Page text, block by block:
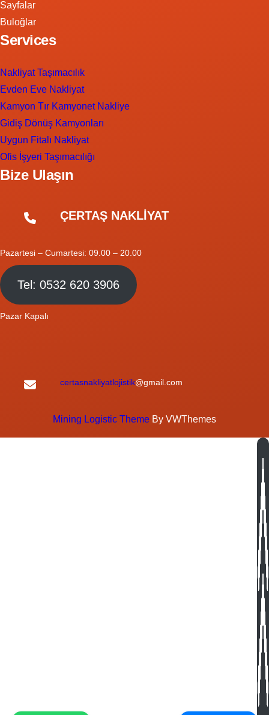
Sayfalar
Buloğlar
Services
Nakliyat Taşımacılık
Evden Eve Nakliyat
Kamyon Tır Kamyonet Nakliye
Gidiş Dönüş Kamyonları
Uygun Fitalı Nakliyat
Ofis İşyeri Taşımacılığı
Bize Ulaşın
ÇERTAŞ NAKLİYAT
Pazartesi – Cumartesi: 09.00 – 20.00
Tel: 0532 620 3906
Pazar Kapalı
certasnakliyatlojistik@gmail.com
Mining Logistic Theme By VWThemes